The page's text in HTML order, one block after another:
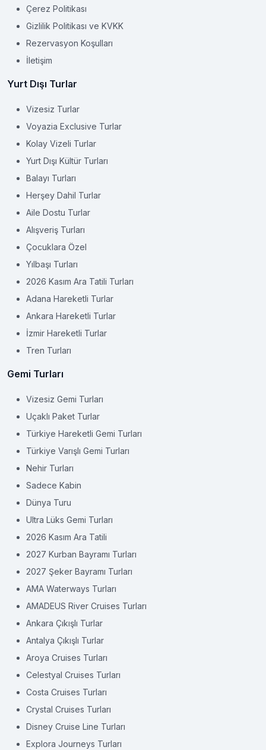
Çerez Politikası
Gizlilik Politikası ve KVKK
Rezervasyon Koşulları
İletişim
Yurt Dışı Turlar
Vizesiz Turlar
Voyazia Exclusive Turlar
Kolay Vizeli Turlar
Yurt Dışı Kültür Turları
Balayı Turları
Herşey Dahil Turlar
Aile Dostu Turlar
Alışveriş Turları
Çocuklara Özel
Yılbaşı Turları
2026 Kasım Ara Tatili Turları
Adana Hareketli Turlar
Ankara Hareketli Turlar
İzmir Hareketli Turlar
Tren Turları
Gemi Turları
Vizesiz Gemi Turları
Uçaklı Paket Turlar
Türkiye Hareketli Gemi Turları
Türkiye Varışlı Gemi Turları
Nehir Turları
Sadece Kabin
Dünya Turu
Ultra Lüks Gemi Turları
2026 Kasım Ara Tatili
2027 Kurban Bayramı Turları
2027 Şeker Bayramı Turları
AMA Waterways Turları
AMADEUS River Cruises Turları
Ankara Çıkışlı Turlar
Antalya Çıkışlı Turlar
Aroya Cruises Turları
Celestyal Cruises Turları
Costa Cruises Turları
Crystal Cruises Turları
Disney Cruise Line Turları
Explora Journeys Turları